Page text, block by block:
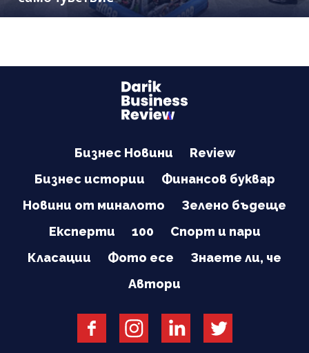
Бизнес Новини
Review
Бизнес истории
Финансов буквар
Новини от миналото
Зелено бъдеще
Експерти
100
Спорт и пари
Класации
Фото есе
Знаете ли, че
Автори